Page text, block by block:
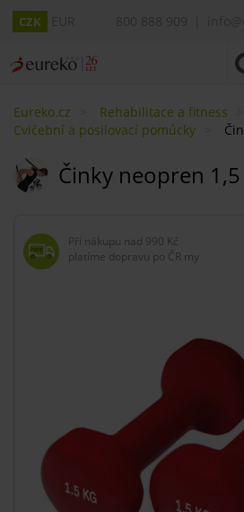
CZK
Eureko.cz
Rehabilitace a fitness
Cvičební a posilovací pomůcky
Činky neopren
Při nákupu nad 990 Kč
platíme dopravu po ČR my